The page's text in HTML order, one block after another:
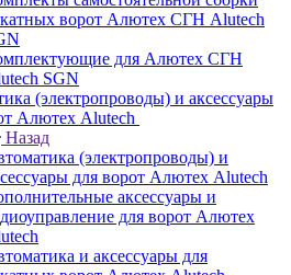
ворот Алютех СГН Alutech
для Алютех СГН
SGN
(электропроводы) и аксессуары
Алютех Alutech
Назад
(электропроводы) и
для ворот Алютех Alutech
аксессуары и
для ворот Алютех
и аксессуары для